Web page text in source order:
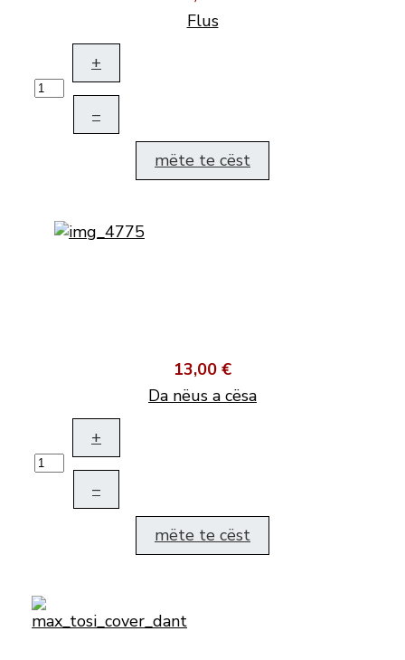
Flus
+
–
mëte te cëst
13,00 €
Da nëus a cësa
+
–
mëte te cëst